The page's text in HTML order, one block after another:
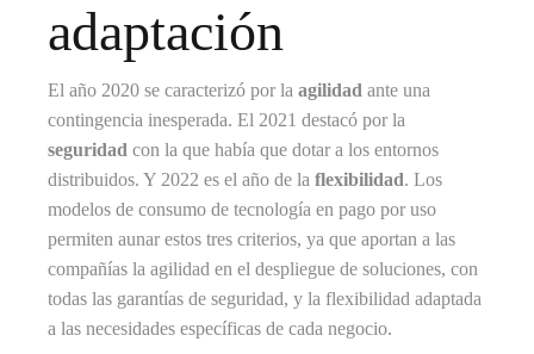
adaptación
El año 2020 se caracterizó por laagilidad ante una
contingencia inesperada. El 2021 destacó por la
seguridad con la que había que dotar a los entornos
distribuidos. Y 2022 es el año de laflexibilidad. Los
modelos de consumo de tecnología en pago por uso
permiten aunar estos tres criterios, ya que aportan a las
compañías la agilidad en el despliegue de soluciones, con
todas las garantías de seguridad, y la flexibilidad adaptada
a las necesidades específicas de cada negocio.